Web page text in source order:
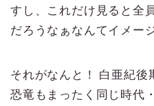
すし、これだけ見ると全
だろうなぁなんてイメー
それがなんと！ 白亜紀
恐竜もまったく同じ時代